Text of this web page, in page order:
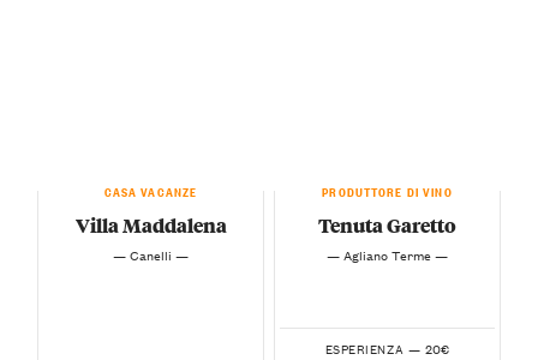
CASA VACANZE
Villa Maddalena
— Canelli —
PRODUTTORE DI VINO
Tenuta Garetto
— Agliano Terme —
ESPERIENZA — 20€